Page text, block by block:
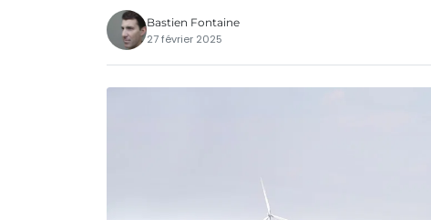
Bastien Fontaine
27 février 2025